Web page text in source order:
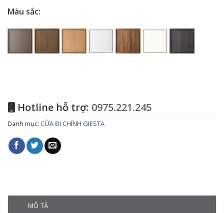
Màu sắc:
Hotline hỗ trợ: 0975.221.245
Danh mục: CỬA ĐI CHÍNH GIESTA
MÔ TẢ